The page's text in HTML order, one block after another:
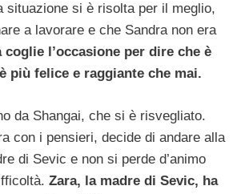
situazione si è risolta per il meglio,
a lavorare e che Sandra non era
coglie l’occasione per dire che è
più felice e raggiante che mai.
da Shangai, che si è risvegliato.
con i pensieri, decide di andare alla
di Sevic e non si perde d’animo
Zara, la madre di Sevic, ha